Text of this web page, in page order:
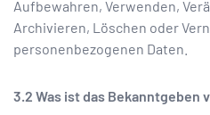
Aufbewahren, Verwenden,
Archivieren, Löschen oder
personenbezogenen Daten.
Was ist das Bekanntgeben